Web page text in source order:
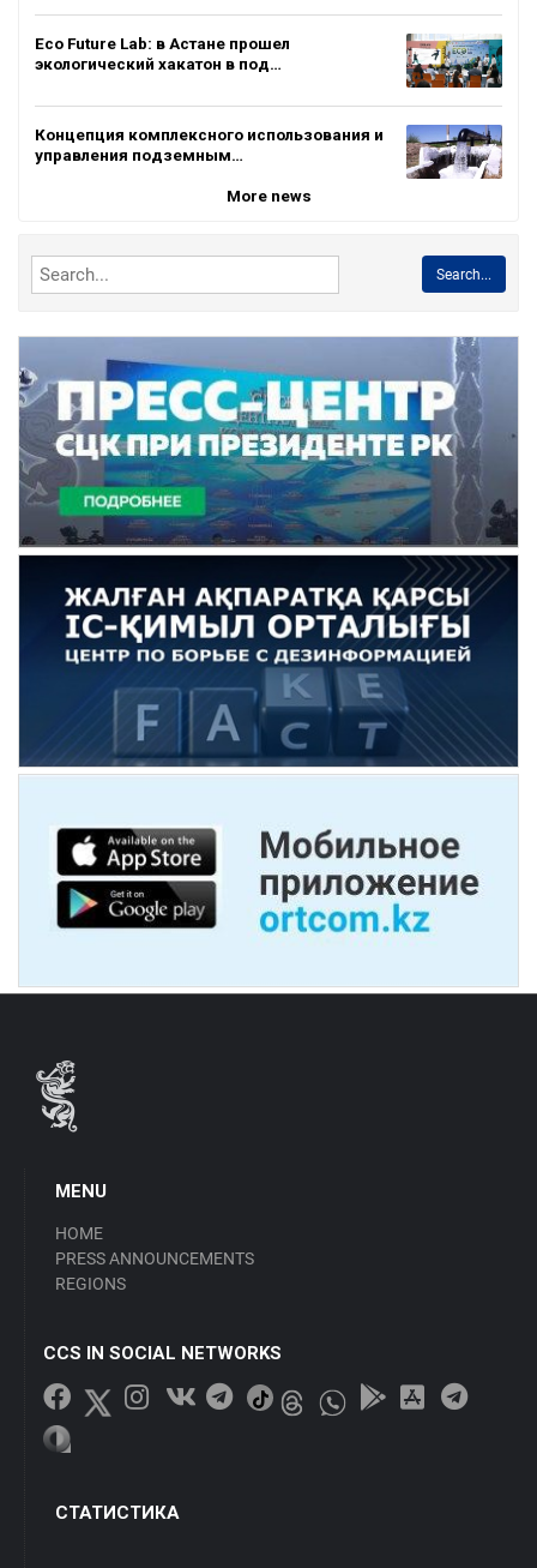
Eco Future Lab: в Астане прошел
экологический хакатон в под…
Концепция комплексного использования и
управления подземным…
More news
Search...
MENU
HOME
PRESS ANNOUNCEMENTS
REGIONS
CCS IN SOCIAL NETWORKS
СТАТИСТИКА